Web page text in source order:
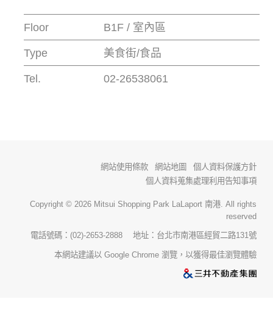
Floor B1F / 室內區
Type 美食街/食品
Tel. 02-26538061
網站使用條款 網站地圖
個人資料保護方針
個人資料蒐集處理利用告知事項
Copyright © 2026 Mitsui Shopping Park LaLaport 南港. All rights
reserved
電話號碼：(02)-2653-2888 地址：台北市南港區經貿二路131號
本網站建議以 Google Chrome 瀏覽，以獲得最佳瀏覽體驗